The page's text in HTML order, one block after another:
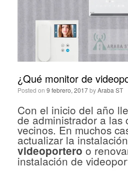
¿Qué monitor de
Posted on 9 febrero, 2017byAraba ST
Con el inicio del año
de administrador a las
vecinos. En muchos
actualizar la
videoportero o
instalación de